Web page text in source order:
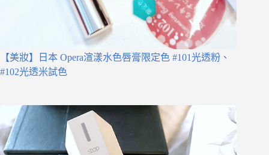
【美妝】日本 Opera渲漾水色唇膏限定色 #101光透粉、
#102光透米試色